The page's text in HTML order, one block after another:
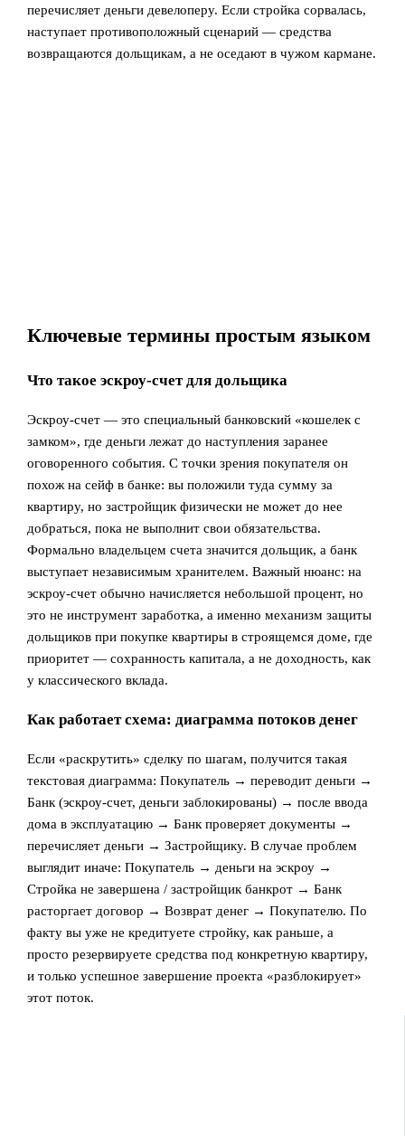
перечисляет деньги девелоперу. Если стройка сорвалась,
наступает противоположный сценарий — средства
возвращаются дольщикам, а не оседают в чужом кармане.
Ключевые термины простым языком
Что такое эскроу‑счет для дольщика
Эскроу‑счет — это специальный банковский «кошелек с
замком», где деньги лежат до наступления заранее
оговоренного события. С точки зрения покупателя он
похож на сейф в банке: вы положили туда сумму за
квартиру, но застройщик физически не может до нее
добраться, пока не выполнит свои обязательства.
Формально владельцем счета значится дольщик, а банк
выступает независимым хранителем. Важный нюанс: на
эскроу‑счет обычно начисляется небольшой процент, но
это не инструмент заработка, а именно механизм защиты
дольщиков при покупке квартиры в строящемся доме, где
приоритет — сохранность капитала, а не доходность, как
у классического вклада.
Как работает схема: диаграмма потоков денег
Если «раскрутить» сделку по шагам, получится такая
текстовая диаграмма: Покупатель → переводит деньги →
Банк (эскроу‑счет, деньги заблокированы) → после ввода
дома в эксплуатацию → Банк проверяет документы →
перечисляет деньги → Застройщику. В случае проблем
выглядит иначе: Покупатель → деньги на эскроу →
Стройка не завершена / застройщик банкрот → Банк
расторгает договор → Возврат денег → Покупателю. По
факту вы уже не кредитуете стройку, как раньше, а
просто резервируете средства под конкретную квартиру,
и только успешное завершение проекта «разблокирует»
этот поток.